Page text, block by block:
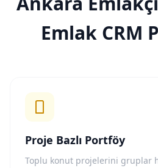
Emlak CRM
Proje Bazlı Portföy
Toplu konut projelerini gruplar